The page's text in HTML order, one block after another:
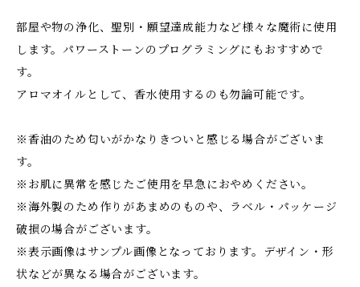
部屋や物の浄化、聖別・願望達成能力など様々な魔術に使用
します。パワーストーンのプログラミングにもおすすめで
す。
アロマオイルとして、香水使用するのも勿論可能です。
※香油のため匂いがかなりきついと感じる場合がございま
す。
※お肌に異常を感じたご使用を早急におやめください。
※海外製のため作りがあまめのものや、ラベル・パッケージ
破損の場合がございます。
※表示画像はサンプル画像となっております。デザイン・形
状などが異なる場合がございます。